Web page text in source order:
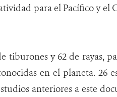
para el Pacífico y el
tiburones y 62 de rayas,
en el planeta. 26
anteriores a este